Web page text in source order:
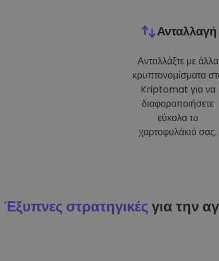
Ανταλλαγή
Ανταλλάξτε με άλλα
κρυπτονομίσματα
Kriptomat για να
διαφοροποιήσετε
εύκολα το
χαρτοφυλάκιό σας.
Έξυπνες στρατηγικέςγια την